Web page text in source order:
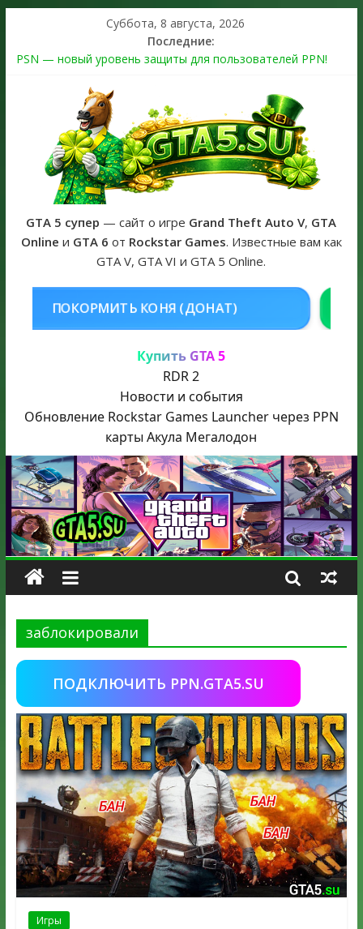
Суббота, 8 августа, 2026
Последние:
PSN — новый уровень защиты для пользователей PPN!
The Kortz Center Heist выйдет в GTA Online уже 14 июля
Регистрация в Rockstar Games Social Club ошибка #1.500.7:
как зарегистрировать аккаунт и войти без проблем в 2026
Получайте особые награды в GTA Online по программе
Fine Art Collector
GTA 6 официальная обложка игры и Предзаказ Grand Theft
Auto VI
GTA 5 супер — сайт о игре Grand Theft Auto V, GTA
Online и GTA 6 от Rockstar Games. Известные вам как
GTA V, GTA VI и GTA 5 Online.
(ДОНАТ)
Купить GTA 5
RDR 2
Новости и события
Обновление Rockstar Games Launcher через PPN
карты Акула Мегалодон
заблокировали
ПОДКЛЮЧИТЬ PPN.GTA5.SU
Игры